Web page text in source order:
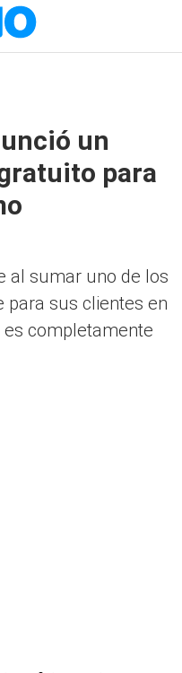
un
para
al sumar uno de los
para sus clientes en
completamente